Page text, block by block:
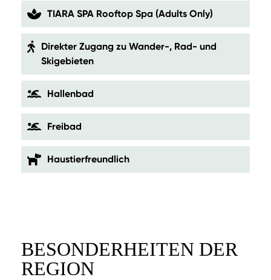
TIARA SPA Rooftop Spa (Adults Only)
Direkter Zugang zu Wander-, Rad- und
Skigebieten
Hallenbad
Freibad
Haustierfreundlich
BESONDERHEITEN DER
REGION